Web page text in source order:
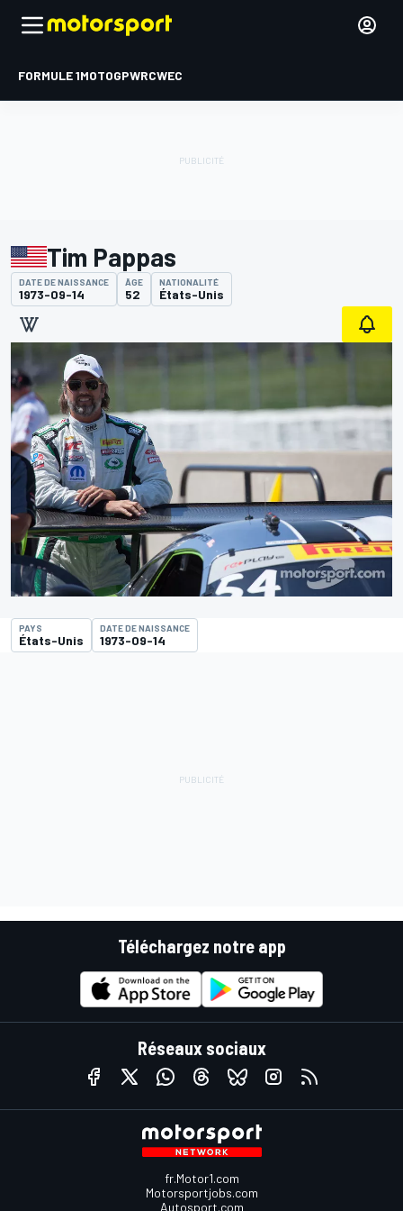
FORMULE 1MOTOGPWRCWEC
Tim Pappas
DATE DE NAISSANCE
1973-09-14
ÂGE
52
NATIONALITÉ
États-Unis
PAYS
États-Unis
DATE DE NAISSANCE
1973-09-14
Téléchargez notre app
Réseaux sociaux
fr.Motor1.com
Motorsportjobs.com
Autosport.com